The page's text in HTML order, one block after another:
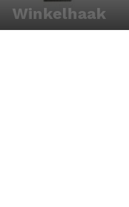
Winkelhaak
Door Redactie -